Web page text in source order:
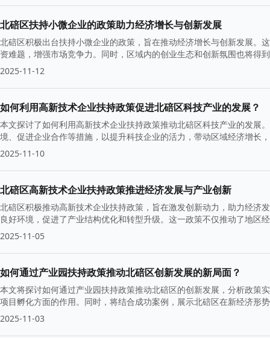
北碚区扶持小微企业的政策助力经济增长与创新发展
北碚区积极出台扶持小微企业的政策，旨在推动经济增长与创新发展。
资难题，增强市场竞争力。同时，区域内的创业生态和创新氛围也将得
2025-11-12
如何利用高新技术企业扶持政策促进北碚区科技产业的发展？
本文探讨了如何利用高新技术企业扶持政策推动北碚区科技产业的发展
境、促进企业合作等措施，以提升科技企业的活力，带动区域经济增长
2025-11-10
北碚区高新技术企业扶持政策推进经济发展与产业创新
北碚区积极推动高新技术企业扶持政策，旨在激发创新动力，助力经济
良好环境，促进了产业结构优化和转型升级。这一政策不仅推动了地区
2025-11-05
如何通过产业园扶持政策推动北碚区创新发展的新局面？
本文将探讨如何通过产业园扶持政策推动北碚区的创新发展，分析政策
项目孵化方面的作用。同时，将结合成功案例，展示北碚区在新经济形
2025-11-03